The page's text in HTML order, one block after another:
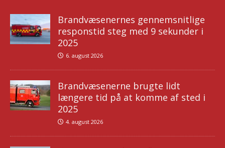
Brandvæsenernes gennemsnitlige
responstid steg med 9 sekunder i
2025
6. august 2026
Brandvæsenerne brugte lidt
længere tid på at komme af sted i
2025
4. august 2026